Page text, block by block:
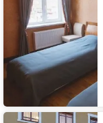
Отель